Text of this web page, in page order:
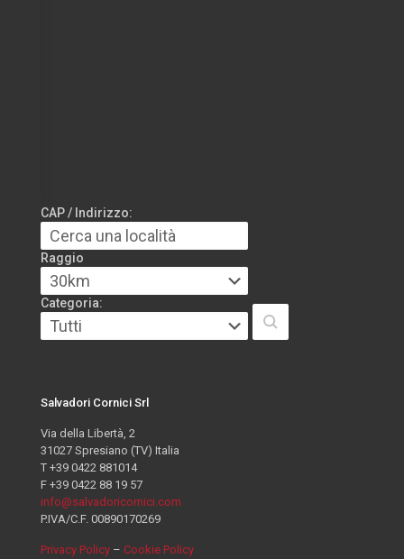
CAP / Indirizzo:
Raggio
Categoria:
Salvadori Cornici Srl
Via della Libertà, 2
31027 Spresiano (TV) Italia
T +39 0422 881014
F +39 0422 88 19 57
info@salvadoricornici.com
P.IVA/C.F. 00890170269
Privacy Policy – Cookie Policy